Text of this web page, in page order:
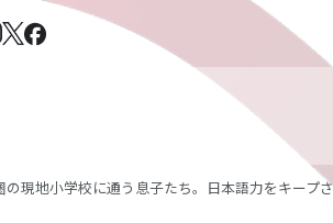
の現地小学校に通う息子たち。日本語力をキープ